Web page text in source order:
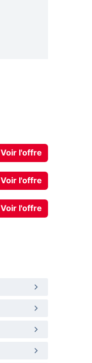
Voir l'offre
Voir l'offre
Voir l'offre